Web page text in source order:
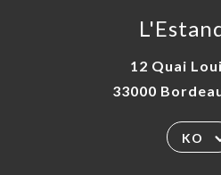
12 Quai
33000
KO